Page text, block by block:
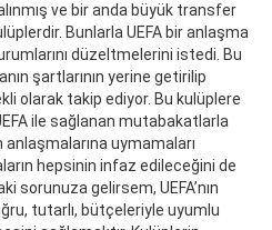
ve bir anda büyük transfer
Bunlarla UEFA bir anlaşma
düzeltmelerini istedi. Bu
şartlarının yerine getirilip
olarak takip ediyor. Bu kulüplere
ile sağlanan mutabakatlarla
uymamaları
hepsinin infaz edileceğini de
sorunuza gelirsem, UEFA’nın
tutarlı, bütçeleriyle uyumlu